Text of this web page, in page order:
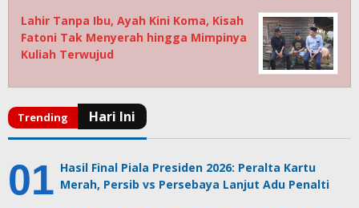
Lahir Tanpa Ibu, Ayah Kini Koma, Kisah
Fatoni Tak Menyerah hingga Mimpinya
Kuliah Terwujud
Hasil Final Piala Presiden 2026: Peralta Kartu
Merah, Persib vs Persebaya Lanjut Adu Penalti